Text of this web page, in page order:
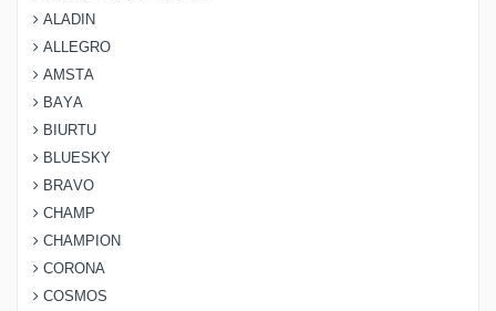
ALADIN
ALLEGRO
AMSTA
BAYA
BIURTU
BLUESKY
BRAVO
CHAMP
CHAMPION
CORONA
COSMOS